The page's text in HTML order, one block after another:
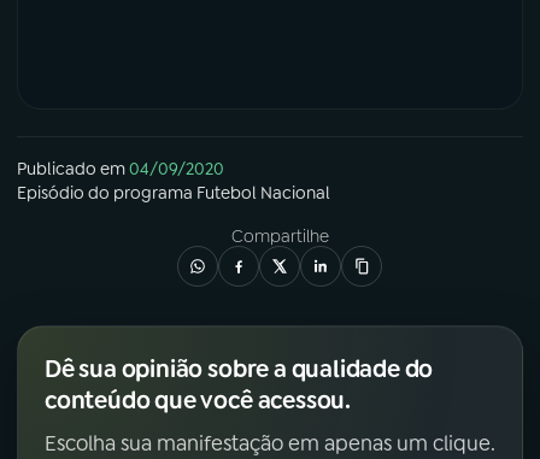
Publicado em04/09/2020
Episódio do programa Futebol Nacional
Compartilhe
Dê sua opinião sobre a qualidade do
conteúdo que você acessou.
Escolha sua manifestação em apenas um clique.